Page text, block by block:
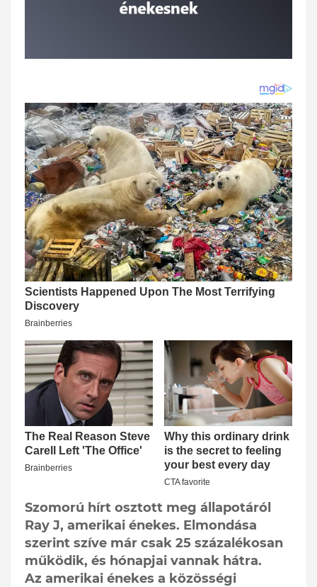
Szomorú hírt osztott meg állapotáról
Ray J, amerikai énekes. Elmondása
szerint szíve már csak 25 százalékosan
működik, és hónapjai vannak hátra.
Az amerikai énekes a közösségi